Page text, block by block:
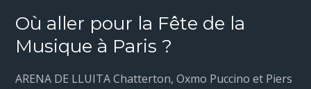
Où aller pour la Fête de la
Musique à Paris ?
ARENA DE LLUITA Chatterton, Oxmo Puccino et Piers